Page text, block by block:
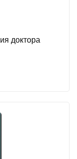
доктора